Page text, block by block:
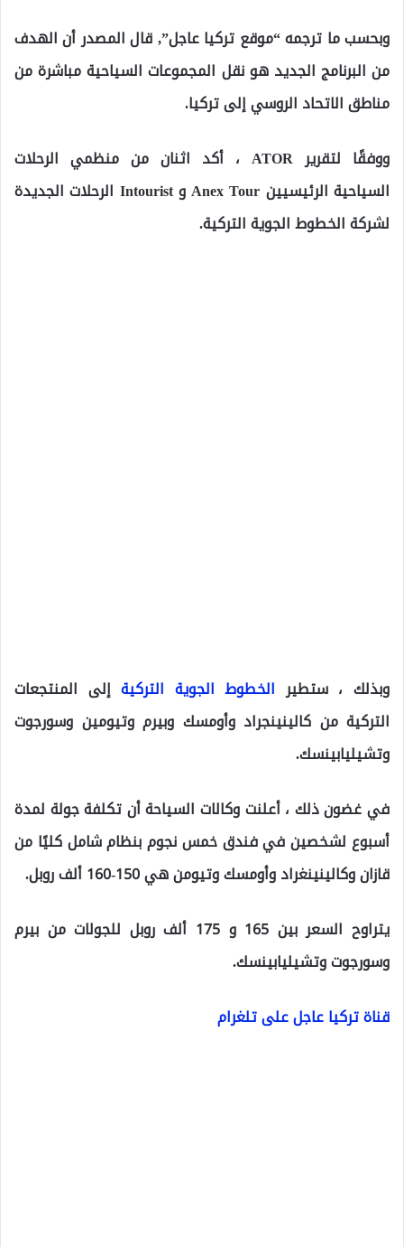
وبحسب ما ترجمه “موقع تركيا عاجل”, قال المصدر أن الهدف
من البرنامج الجديد هو نقل المجموعات السياحية مباشرة من
مناطق الاتحاد الروسي إلى تركيا.
ووفقًا لتقرير ATOR ، أكد اثنان من منظمي الرحلات
السياحية الرئيسيين Anex Tour و Intourist الرحلات الجديدة
لشركة الخطوط الجوية التركية.
وبذلك ، ستطير الخطوط الجوية التركيةإلى المنتجعات
التركية من كالينينجراد وأومسك وبيرم وتيومين وسورجوت
وتشيليابينسك.
في غضون ذلك ، أعلنت وكالات السياحة أن تكلفة جولة لمدة
أسبوع لشخصين في فندق خمس نجوم بنظام شامل كليًا من
قازان وكالينينغراد وأومسك وتيومن هي 150-160 ألف روبل.
يتراوح السعر بين 165 و 175 ألف روبل للجولات من بيرم
وسورجوت وتشيليابينسك.
قناة تركيا عاجل على تلغرام